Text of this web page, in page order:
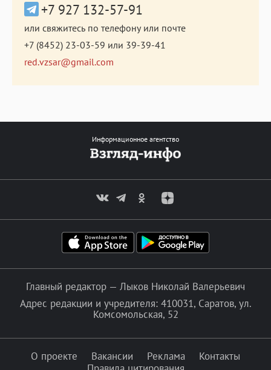
+7 927 132-57-91
или свяжитесь по телефону или почте
+7 (8452) 23-03-59 или 39-39-41
red.vzsar@gmail.com
Информационное агентство
Главный редактор — Лыков Николай Валерьевич
Адрес редакции и учредителя: 410031, Саратов, ул.
Комсомольская, 52
О проекте Вакансии Реклама
Контакты